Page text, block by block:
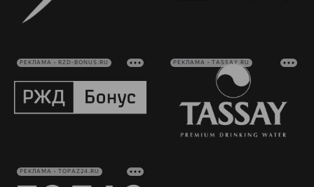
РЕКЛАМА • RZD-BONUS.RU РЕКЛАМА • TASSAY.RU
РЕКЛАМА • TOPAZ24.RU